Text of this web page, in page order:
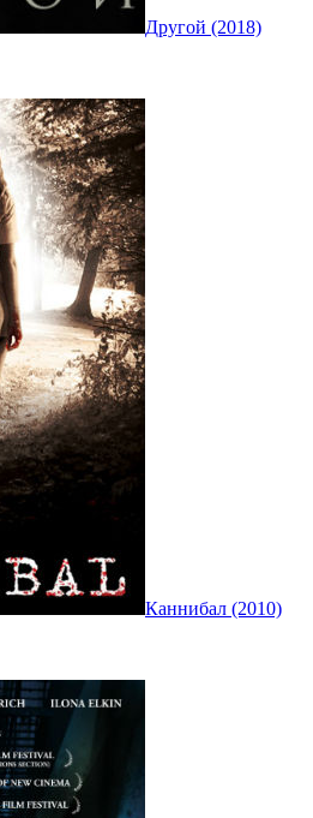
Другой (2018)
Каннибал (2010)